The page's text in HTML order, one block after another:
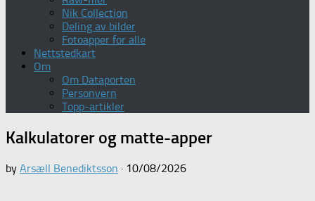
Nik Collection
Deling av bilder
Fotoapper for alle
Nettstedkart
Om
Om Dataporten
Personvern
Topp-artikler
Kalkulatorer og matte-apper
by Arsæll Benediktsson · 10/08/2026